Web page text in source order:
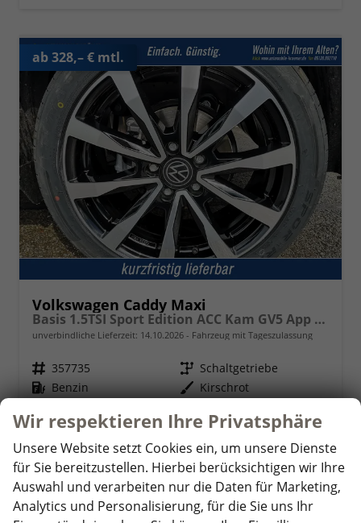
ab 328,– € mtl.
Volkswagen Caddy Maxi
Basis 1.5TSI Sport Edition ACC Kam GV5 App AHK Reling
unverbindliche Lieferzeit: 14.10.2026 Fahrzeug mit Tageszulassung
Fahrzeugnr. 357735 Getriebe Schaltgetriebe
Kraftstoff Benzin Außenfarbe Kirschrot
01.05.2026
33.860,– €
incl. 19% MwSt.
Details
Verbrauch kombiniert:6,90 l/100km
CO2-Klasse: F
Wir respektieren Ihre Privatsphäre
Unsere Website setzt Cookies ein, um unsere Dienste
für Sie bereitzustellen. Hierbei berücksichtigen wir Ihre
Auswahl und verarbeiten nur die Daten für Marketing,
Analytics und Personalisierung, für die Sie uns Ihr